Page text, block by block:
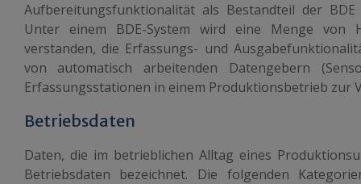
Aufbereitungsfunktionalität als Bestandteil der
Unter einem BDE-System wird eine Menge von
verstanden, die Erfassungs- und
von automatisch arbeitenden Datengebern
Erfassungsstationen in einem Produktionsbetrieb zur
Betriebsdaten
Daten, die im betrieblichen Alltag eines
Betriebsdaten bezeichnet. Die folgenden